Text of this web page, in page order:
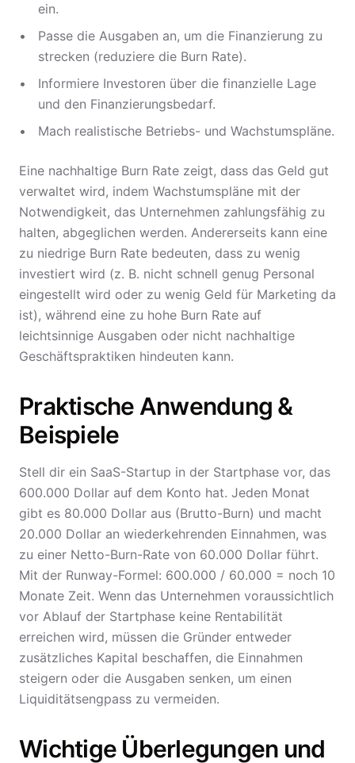
ein.
Passe die Ausgaben an, um die Finanzierung zu
strecken (reduziere die Burn Rate).
Informiere Investoren über die finanzielle Lage
und den Finanzierungsbedarf.
Mach realistische Betriebs- und Wachstumspläne.
Eine nachhaltige Burn Rate zeigt, dass das Geld gut
verwaltet wird, indem Wachstumspläne mit der
Notwendigkeit, das Unternehmen zahlungsfähig zu
halten, abgeglichen werden. Andererseits kann eine
zu niedrige Burn Rate bedeuten, dass zu wenig
investiert wird (z. B. nicht schnell genug Personal
eingestellt wird oder zu wenig Geld für Marketing da
ist), während eine zu hohe Burn Rate auf
leichtsinnige Ausgaben oder nicht nachhaltige
Geschäftspraktiken hindeuten kann.
Praktische Anwendung &
Beispiele
Stell dir ein SaaS-Startup in der Startphase vor, das
600.000 Dollar auf dem Konto hat. Jeden Monat
gibt es 80.000 Dollar aus (Brutto-Burn) und macht
20.000 Dollar an wiederkehrenden Einnahmen, was
zu einer Netto-Burn-Rate von 60.000 Dollar führt.
Mit der Runway-Formel: 600.000 / 60.000 = noch 10
Monate Zeit. Wenn das Unternehmen voraussichtlich
vor Ablauf der Startphase keine Rentabilität
erreichen wird, müssen die Gründer entweder
zusätzliches Kapital beschaffen, die Einnahmen
steigern oder die Ausgaben senken, um einen
Liquiditätsengpass zu vermeiden.
Wichtige Überlegungen und